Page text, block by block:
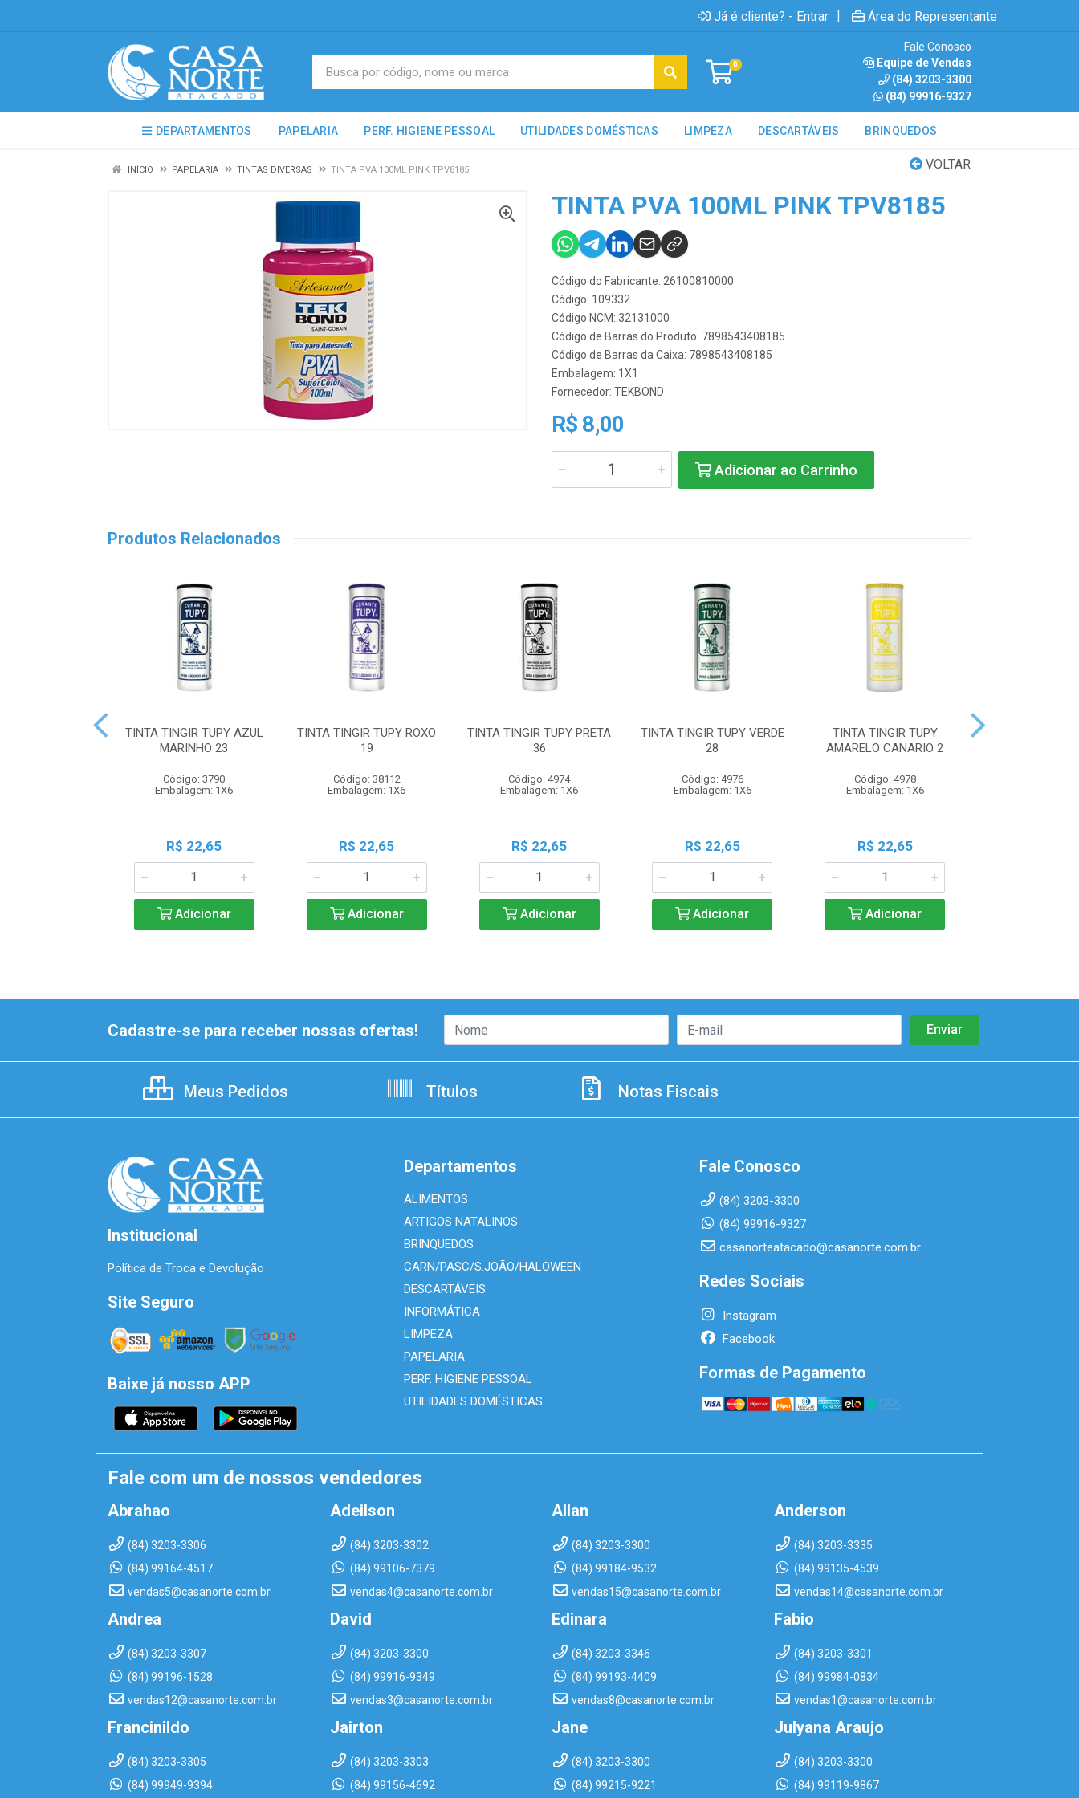
Já é cliente? - Entrar | Área do Representante
0
Fale Conosco
Equipe de Vendas
(84) 3203-3300
(84) 99916-9327
DEPARTAMENTOS PAPELARIA PERF. HIGIENE PESSOAL UTILIDADES DOMÉSTICAS LIMPEZA DESCARTÁVEIS BRINQUEDOS
VOLTAR
INÍCIO PAPELARIA TINTAS DIVERSAS TINTA PVA 100ML PINK TPV8185
TINTA PVA 100ML PINK TPV8185
Código do Fabricante: 26100810000
Código: 109332
Código NCM: 32131000
Código de Barras do Produto: 7898543408185
Código de Barras da Caixa: 7898543408185
Embalagem: 1X1
Fornecedor: TEKBOND
R$ 8,00
Adicionar ao Carrinho
Produtos Relacionados
TINTA TINGIR TUPY AZUL
MARINHO 23
Código: 3790
Embalagem: 1X6
R$ 22,65
Adicionar
TINTA TINGIR TUPY ROXO
19
Código: 38112
Embalagem: 1X6
R$ 22,65
Adicionar
TINTA TINGIR TUPY PRETA
36
Código: 4974
Embalagem: 1X6
R$ 22,65
Adicionar
TINTA TINGIR TUPY VERDE
28
Código: 4976
Embalagem: 1X6
R$ 22,65
Adicionar
TINTA TINGIR TUPY
AMARELO CANARIO 2
Código: 4978
Embalagem: 1X6
R$ 22,65
Adicionar
Cadastre-se para receber nossas ofertas!
Meus Pedidos Títulos Notas Fiscais
Institucional
Política de Troca e Devolução
Site Seguro
Baixe já nosso APP
Departamentos
ALIMENTOS
ARTIGOS NATALINOS
BRINQUEDOS
CARN/PASC/S.JOÃO/HALOWEEN
DESCARTÁVEIS
INFORMÁTICA
LIMPEZA
PAPELARIA
PERF. HIGIENE PESSOAL
UTILIDADES DOMÉSTICAS
Fale Conosco
(84) 3203-3300
(84) 99916-9327
casanorteatacado@casanorte.com.br
Redes Sociais
Instagram
Facebook
Formas de Pagamento
Fale com um de nossos vendedores
Abrahao
(84) 3203-3306
(84) 99164-4517
vendas5@casanorte.com.br
Adeilson
(84) 3203-3302
(84) 99106-7379
vendas4@casanorte.com.br
Allan
(84) 3203-3300
(84) 99184-9532
vendas15@casanorte.com.br
Anderson
(84) 3203-3335
(84) 99135-4539
vendas14@casanorte.com.br
Andrea
(84) 3203-3307
(84) 99196-1528
vendas12@casanorte.com.br
David
(84) 3203-3300
(84) 99916-9349
vendas3@casanorte.com.br
Edinara
(84) 3203-3346
(84) 99193-4409
vendas8@casanorte.com.br
Fabio
(84) 3203-3301
(84) 99984-0834
vendas1@casanorte.com.br
Francinildo
(84) 3203-3305
(84) 99949-9394
Jairton
(84) 3203-3303
(84) 99156-4692
Jane
(84) 3203-3300
(84) 99215-9221
Julyana Araujo
(84) 3203-3300
(84) 99119-9867